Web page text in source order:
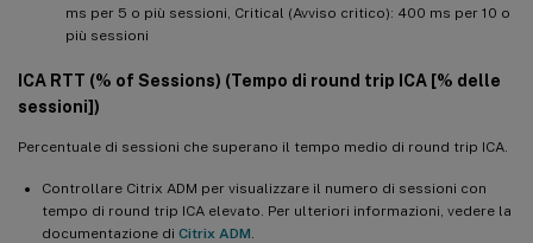
ms per 5 o più sessioni, Critical (Avviso critico): 400 ms per 10 o
più sessioni
ICA RTT (% of Sessions) (Tempo di round trip ICA [% delle
sessioni])
Percentuale di sessioni che superano il tempo medio di round trip ICA.
Controllare Citrix ADM per visualizzare il numero di sessioni con
tempo di round trip ICA elevato. Per ulteriori informazioni, vedere la
documentazione di Citrix ADM.